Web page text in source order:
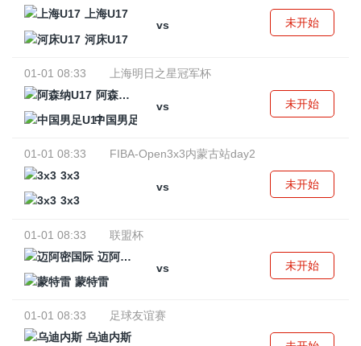
上海U17
vs
河床U17
未开始
01-01 08:33
上海明日之星冠军杯
阿森纳U17
vs
中国男足U17
未开始
01-01 08:33
FIBA-Open3x3内蒙古站day2
3x3
vs
3x3
未开始
01-01 08:33
联盟杯
迈阿密国际
vs
蒙特雷
未开始
01-01 08:33
足球友谊赛
乌迪内斯